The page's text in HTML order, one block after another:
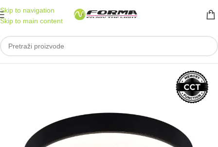
Skip to navigation
Skip to main content